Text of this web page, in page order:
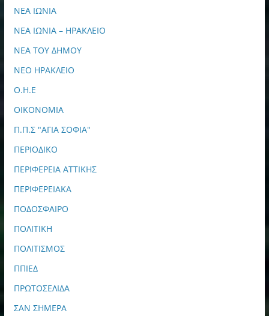
ΝΕΑ ΙΩΝΙΑ
ΝΕΑ ΙΩΝΙΑ – ΗΡΑΚΛΕΙΟ
ΝΕΑ ΤΟΥ ΔΗΜΟΥ
ΝΕΟ ΗΡΑΚΛΕΙΟ
Ο.Η.Ε
ΟΙΚΟΝΟΜΙΑ
Π.Π.Σ "ΑΓΙΑ ΣΟΦΙΑ"
ΠΕΡΙΟΔΙΚΟ
ΠΕΡΙΦΕΡΕΙΑ ΑΤΤΙΚΗΣ
ΠΕΡΙΦΕΡΕΙΑΚΑ
ΠΟΔΟΣΦΑΙΡΟ
ΠΟΛΙΤΙΚΗ
ΠΟΛΙΤΙΣΜΟΣ
ΠΠΙΕΔ
ΠΡΩΤΟΣΕΛΙΔΑ
ΣΑΝ ΣΗΜΕΡΑ